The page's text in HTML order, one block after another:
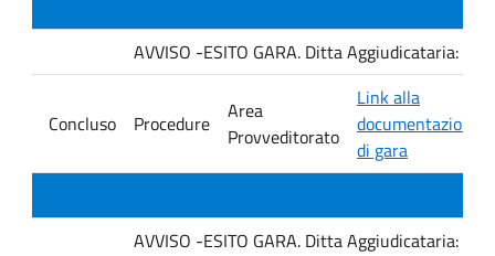
AVVISO -ESITO GARA. Ditta Aggiudicataria:
Concluso Procedure
Area
Provveditorato
Link alla
documentazione
di gara
AVVISO -ESITO GARA. Ditta Aggiudicataria: